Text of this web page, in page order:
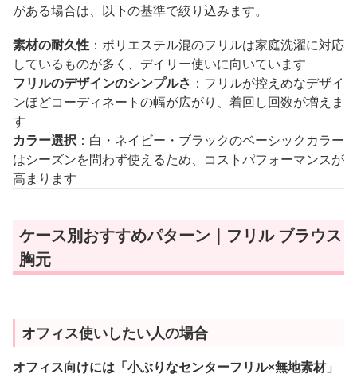
がある場合は、以下の基準で絞り込みます。
素材の耐久性 ：ポリエステル混のフリルは家庭洗濯に対応
しているものが多く、デイリー使いに向いています
フリルのデザインのシンプルさ ：フリルが控えめなデザイ
ンほどコーディネートの幅が広がり、着回し回数が増えま
す
カラー選択 ：白・ネイビー・ブラックのベーシックカラー
はシーズンを問わず使えるため、コストパフォーマンスが
高まります
ケース別おすすめパターン｜フリル ブラウス
胸元
オフィス使いしたい人の場合
オフィス向けには「小ぶりなセンターフリル×無地素材」